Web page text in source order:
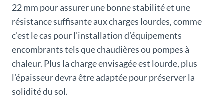
22 mm pour assurer une bonne stabilité et une
résistance suffisante aux charges lourdes, comme
c’est le cas pour l’installation d’équipements
encombrants tels que chaudières ou pompes à
chaleur. Plus la charge envisagée est lourde, plus
l’épaisseur devra être adaptée pour préserver la
solidité du sol.